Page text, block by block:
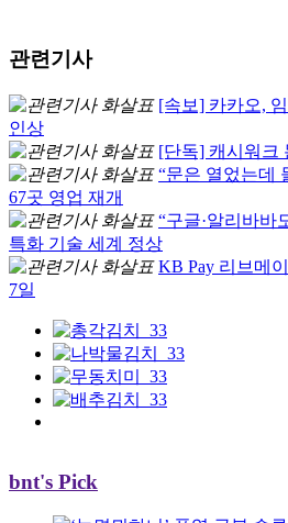
관련기사
[속보] 카카오,
인상
[단독] 캐시워크
“문은 열었는데
67곳 영업 재개
“구글·알리바바
특화 기술 세계 정상
KB Pay 리브메
7일
bnt's Pick